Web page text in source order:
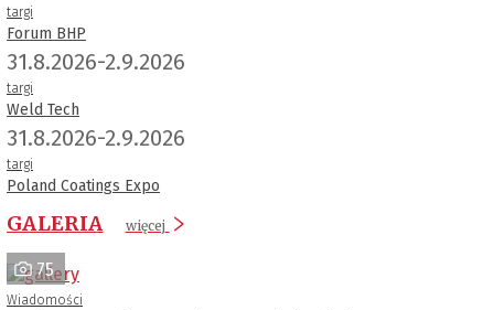
targi
Forum BHP
31.8.2026-2.9.2026
targi
Weld Tech
31.8.2026-2.9.2026
targi
Poland Coatings Expo
GALERIA więcej
75
Wiadomości